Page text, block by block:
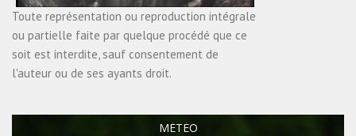
Toute représentation ou reproduction intégrale
ou partielle faite par quelque procédé que ce
soit est interdite, sauf consentement de
l'auteur ou de ses ayants droit.
MÉTÉO